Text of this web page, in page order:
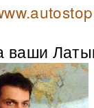
ваши